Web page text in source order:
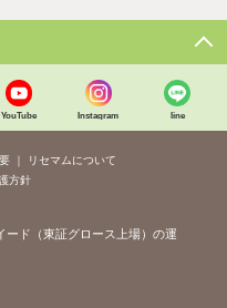
YouTube Instagram line
リセマムについて
方針
ード（東証グロース上場）の運